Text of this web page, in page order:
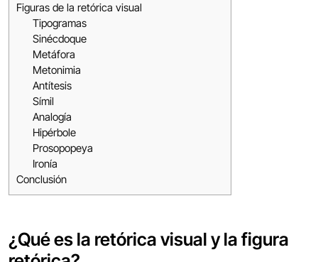
Figuras de la retórica visual
Tipogramas
Sinécdoque
Metáfora
Metonimia
Antítesis
Símil
Analogía
Hipérbole
Prosopopeya
Ironía
Conclusión
¿Qué es la retórica visual y la figura